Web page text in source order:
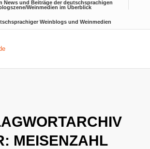
News und Beiträge der deutschsprachigen
Weinmedien im Überblick
Weinblogs und Weinmedien
MEISENZAHL